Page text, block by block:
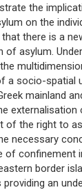
the
on the
there is a
of asylum.
a socio-spatial
mainland
externalisation
of the right to
necessary
of confinement
border
an